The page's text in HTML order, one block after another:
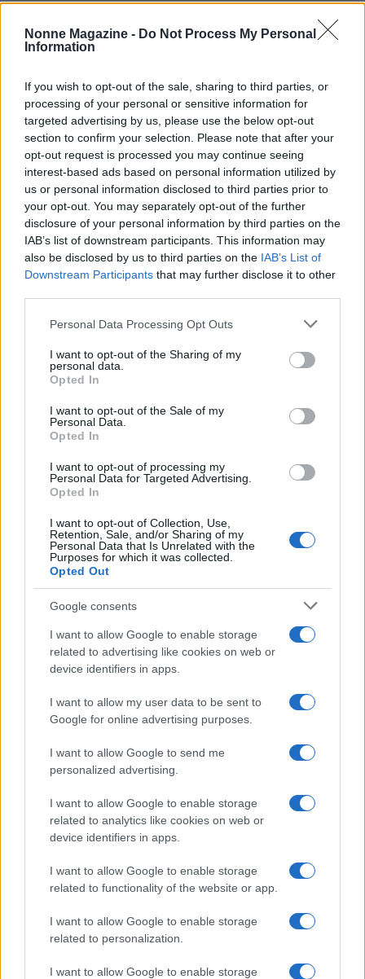
Nonne Magazine - Do Not Process My Personal
Information
If you wish to opt-out of the sale, sharing to third parties, or
processing of your personal or sensitive information for
targeted advertising by us, please use the below opt-out
section to confirm your selection. Please note that after your
opt-out request is processed you may continue seeing
interest-based ads based on personal information utilized by
us or personal information disclosed to third parties prior to
your opt-out. You may separately opt-out of the further
disclosure of your personal information by third parties on the
IAB’s list of downstream participants. This information may
also be disclosed by us to third parties on the IAB’s List of
Downstream Participants that may further disclose it to other
Please note that this website/app uses one or more Google
not limited to your visit or usage behaviour. You may click to
grant or deny consent to Google and its third-party tags to
use your data for below specified purposes in below Google
consent section.
Personal Data Processing Opt Outs
I want to opt-out of the Sharing of my
personal data.
Opted In
I want to opt-out of the Sale of my
Personal Data.
Opted In
I want to opt-out of processing my
Personal Data for Targeted Advertising.
Opted In
I want to opt-out of Collection, Use,
Retention, Sale, and/or Sharing of my
Personal Data that Is Unrelated with the
Purposes for which it was collected.
Opted Out
Google consents
I want to allow Google to enable storage
related to advertising like cookies on web or
device identifiers in apps.
I want to allow my user data to be sent to
Google for online advertising purposes.
I want to allow Google to send me
personalized advertising.
I want to allow Google to enable storage
related to analytics like cookies on web or
device identifiers in apps.
I want to allow Google to enable storage
related to functionality of the website or app.
I want to allow Google to enable storage
related to personalization.
I want to allow Google to enable storage
esterna dedicata al bistrot e una proposta di
business lunchdi alta qualità, Massimo Ferosi e il
suo team dimostrano come la cucina pugliese
dedizione al territorio e alle tradizioni culinarie è
evidente in ogni piatto servito, rendendo ogni visita
un’opportunità per scoprire qualcosa di nuovo.
In questo angolo di Puglia, la passione per la
cucina si traduce in un viaggio memorabile tra
sapori e racconti, dove ogni pasto è un omaggio
alla ricchezza del territorio e alla maestria di chi lo
vive.
AiAdhubMedia
Continua a leggere
NEWS